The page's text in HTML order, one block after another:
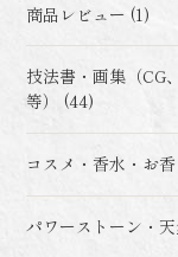
商品レビュー (1)
技法書・画集（CG
等） (44)
コスメ・香水・お
パワーストーン・